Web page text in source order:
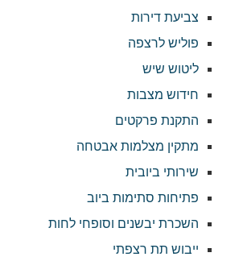
צביעת דירות
פוליש לרצפה
ליטוש שיש
חידוש מצבות
התקנת פרקטים
מתקין מצלמות אבטחה
שירותי ביובית
פתיחות סתימות ביוב
השכרת יבשנים וסופחי לחות
ייבוש תת רצפתי